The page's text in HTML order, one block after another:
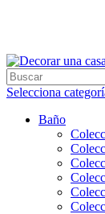
Selecciona
Baño